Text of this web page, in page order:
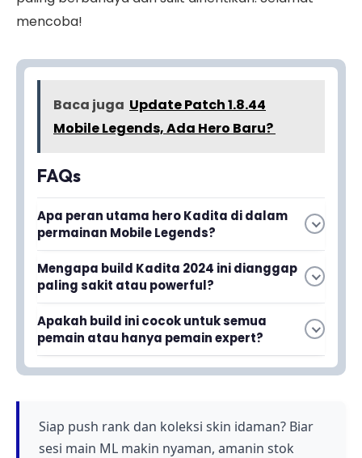
mencoba!
Baca juga Update Patch 1.8.44
Mobile Legends, Ada Hero Baru?
FAQs
Apa peran utama hero Kadita di dalam
permainan Mobile Legends?
Kadita adalah hero Mage yang terinspirasi dari
legenda Nyi Roro Kidul dan memiliki
kemampuan untuk mengendalikan air sebagai
kekuatan utamanya dalam pertempuran.
Mengapa build Kadita 2024 ini dianggap
paling sakit atau powerful?
Build ini dirancang khusus untuk
memaksimalkan damage Kadita sehingga
lawan akan langsung kalah dalam
pertempuran, menjadikannya pilihan terbaik di
Apakah build ini cocok untuk semua
pemain atau hanya pemain expert?
Artikel ini membahas build secara detail
dan meningkatkan kemampuan bermain
mereka.
Siap push rank dan koleksi skin idaman? Biar
sesi main ML makin nyaman, amanin stok